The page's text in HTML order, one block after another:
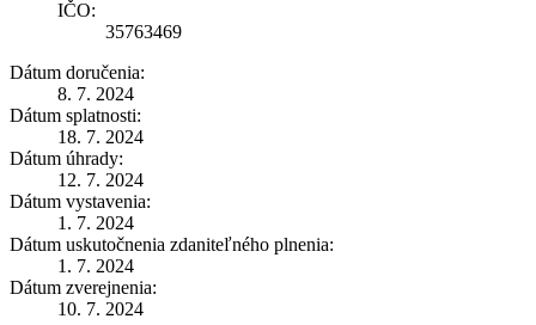
IČO:
35763469
Dátum doručenia:
8. 7. 2024
Dátum splatnosti:
18. 7. 2024
Dátum úhrady:
12. 7. 2024
Dátum vystavenia:
1. 7. 2024
Dátum uskutočnenia zdaniteľného plnenia:
1. 7. 2024
Dátum zverejnenia:
10. 7. 2024